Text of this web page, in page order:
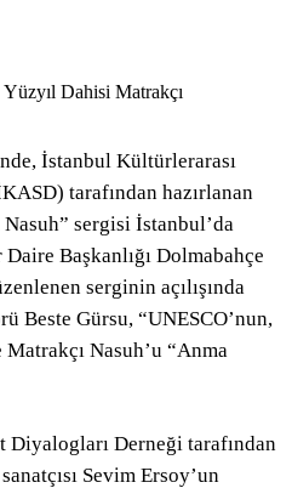
İstanbul Kültürlerarası
tarafından hazırlanan
sergisi İstanbul’da
Başkanlığı Dolmabahçe
serginin açılışında
Beste Gürsu, “UNESCO’nun,
Matrakçı Nasuh’u “Anma
Diyalogları Derneği tarafından
Sevim Ersoy’un